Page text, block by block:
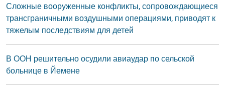
Сложные вооруженные конфликты, сопровождающиеся
трансграничными воздушными операциями, приводят к
тяжелым последствиям для детей
В ООН решительно осудили авиаудар по сельской
больнице в Йемене